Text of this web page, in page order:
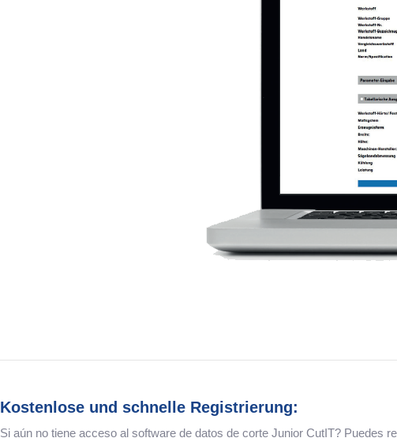
Kostenlose und schnelle Registrierung:
Si aún no tiene acceso al software de datos de corte Junior CutIT? Puedes